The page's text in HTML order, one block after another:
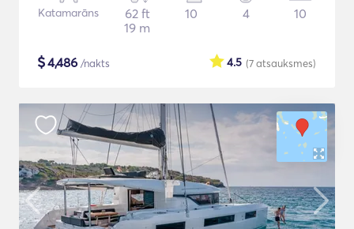
Katamarāns
62 ft
19 m
10 4 10
$4,486 /nakts (7atsauksmes)
4.5